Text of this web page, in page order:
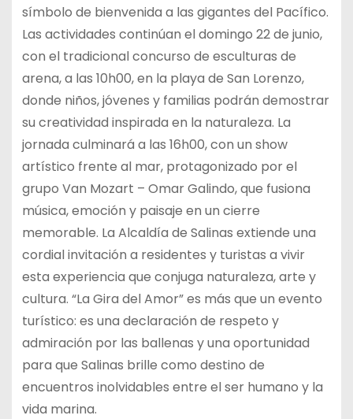
símbolo de bienvenida a las gigantes del Pacífico.
Las actividades continúan el domingo 22 de junio,
con el tradicional concurso de esculturas de
arena, a las 10h00, en la playa de San Lorenzo,
donde niños, jóvenes y familias podrán demostrar
su creatividad inspirada en la naturaleza. La
jornada culminará a las 16h00, con un show
artístico frente al mar, protagonizado por el
grupo Van Mozart – Omar Galindo, que fusiona
música, emoción y paisaje en un cierre
memorable. La Alcaldía de Salinas extiende una
cordial invitación a residentes y turistas a vivir
esta experiencia que conjuga naturaleza, arte y
cultura. “La Gira del Amor” es más que un evento
turístico: es una declaración de respeto y
admiración por las ballenas y una oportunidad
para que Salinas brille como destino de
encuentros inolvidables entre el ser humano y la
vida marina.